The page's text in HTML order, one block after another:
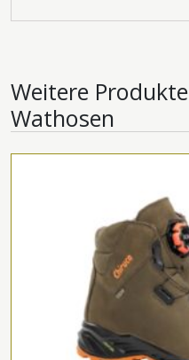
Weitere Produkte
Wathosen